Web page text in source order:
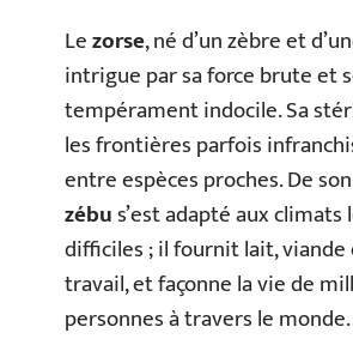
Lezorse, né d’un zèbre et
intrigue par sa force brute et
tempérament indocile. Sa
les frontières parfois
entre espèces proches. De
zébus’est adapté aux climats
difficiles ; il fournit lait, viande
travail, et façonne la vie de
personnes à travers le monde.